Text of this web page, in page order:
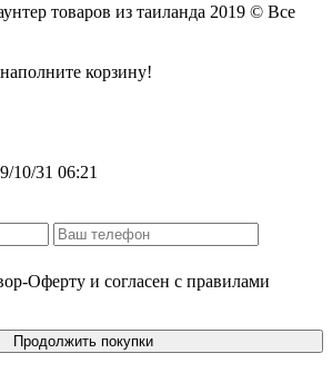
товаров из таиланда 2019 © Все
корзину!
10/31 06:21
Оферту и согласен с правилами
Продолжить покупки